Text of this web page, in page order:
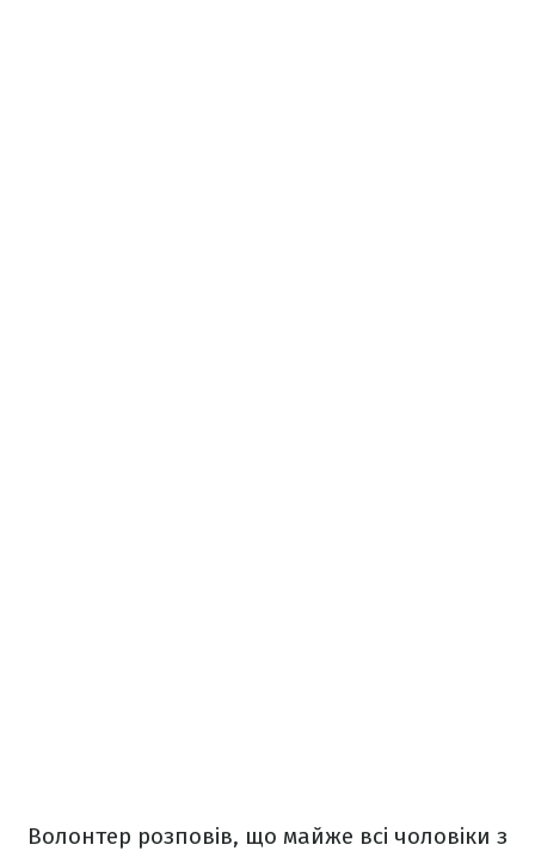
Волонтер розповів, що майже всі чоловіки з